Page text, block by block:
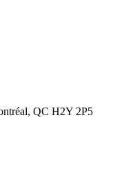
QC H2Y 2P5